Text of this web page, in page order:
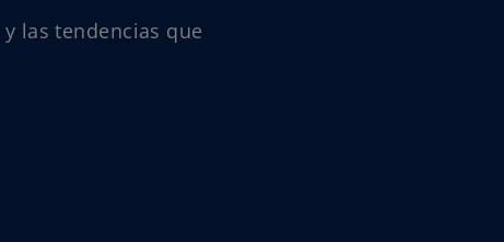
las tendencias que